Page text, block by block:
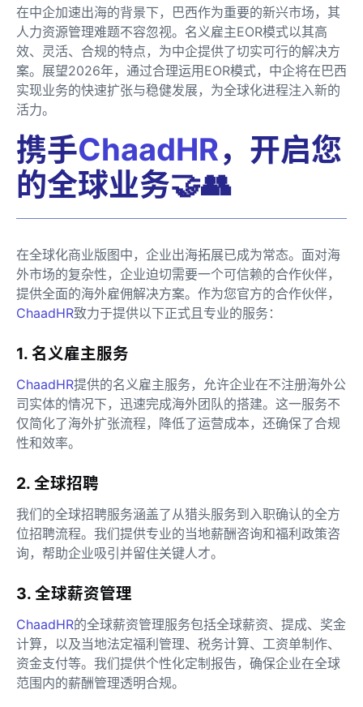
在中企加速出海的背景下，巴西作为重要的新兴市场，其
人力资源管理难题不容忽视。名义雇主EOR模式以其高
效、灵活、合规的特点，为中企提供了切实可行的解决方
案。展望2026年，通过合理运用EOR模式，中企将在巴西
实现业务的快速扩张与稳健发展，为全球化进程注入新的
活力。
携手ChaadHR，开启您
的全球业务🤝👥
在全球化商业版图中，企业出海拓展已成为常态。面对海
外市场的复杂性，企业迫切需要一个可信赖的合作伙伴，
提供全面的海外雇佣解决方案。作为您官方的合作伙伴，
ChaadHR致力于提供以下正式且专业的服务：
1. 名义雇主服务
ChaadHR提供的名义雇主服务，允许企业在不注册海外公
司实体的情况下，迅速完成海外团队的搭建。这一服务不
仅简化了海外扩张流程，降低了运营成本，还确保了合规
性和效率。
2. 全球招聘
我们的全球招聘服务涵盖了从猎头服务到入职确认的全方
位招聘流程。我们提供专业的当地薪酬咨询和福利政策咨
询，帮助企业吸引并留住关键人才。
3. 全球薪资管理
ChaadHR的全球薪资管理服务包括全球薪资、提成、奖金
计算，以及当地法定福利管理、税务计算、工资单制作、
资金支付等。我们提供个性化定制报告，确保企业在全球
范围内的薪酬管理透明合规。